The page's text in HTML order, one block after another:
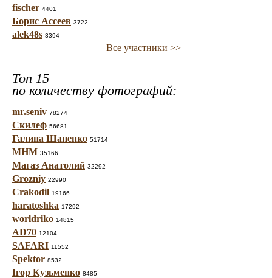
fischer 4401
Борис Ассеев 3722
alek48s 3394
Все участники >>
Топ 15
по количеству фотографий:
mr.seniv 78274
Скилеф 56681
Галина Шаненко 51714
МНМ 35166
Магаз Анатолий 32292
Grozniy 22990
Crakodil 19166
haratoshka 17292
worldriko 14815
AD70 12104
SAFARI 11552
Spektor 8532
Ігор Кузьменко 8485